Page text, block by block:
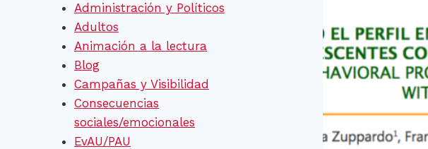
Administración y Políticos
Adultos
Animación a la lectura
Blog
Campañas y Visibilidad
Consecuencias
sociales/emocionales
EvAU/PAU